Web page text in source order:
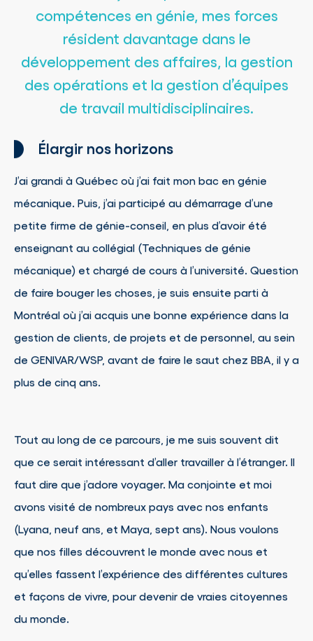
compétences en génie, mes forces
résident davantage dans le
développement des affaires, la gestion
des opérations et la gestion d’équipes
de travail multidisciplinaires.
Élargir nos horizons
J’ai grandi à Québec où j’ai fait mon bac en génie
mécanique. Puis, j’ai participé au démarrage d’une
petite firme de génie-conseil, en plus d’avoir été
enseignant au collégial (Techniques de génie
mécanique) et chargé de cours à l’université. Question
de faire bouger les choses, je suis ensuite parti à
Montréal où j’ai acquis une bonne expérience dans la
gestion de clients, de projets et de personnel, au sein
de GENIVAR/WSP, avant de faire le saut chez BBA, il y a
plus de cinq ans.
Tout au long de ce parcours, je me suis souvent dit
que ce serait intéressant d’aller travailler à l’étranger. Il
faut dire que j’adore voyager. Ma conjointe et moi
avons visité de nombreux pays avec nos enfants
(Lyana, neuf ans, et Maya, sept ans). Nous voulons
que nos filles découvrent le monde avec nous et
qu’elles fassent l’expérience des différentes cultures
et façons de vivre, pour devenir de vraies citoyennes
du monde.